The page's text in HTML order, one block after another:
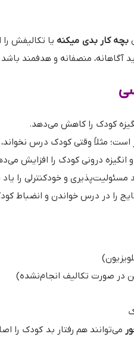
بچه کار بدی میکنه یا تکالیفش
آگاهانه، منصفانه و هدفمند
کودک را کاهش می‌دهد.
است؛ مثلاً وقتی کودک درس
انگیزه درونی کودک را افزایش
و خودکنترلی را یاد
را در درس خواندن و انضباط
در صورت تکالیف انجام‌نشده)
می‌توانند هم رفتار بد کودک را